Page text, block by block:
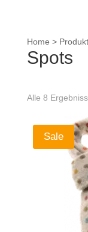
Home >
Spots
Alle 8
Sale